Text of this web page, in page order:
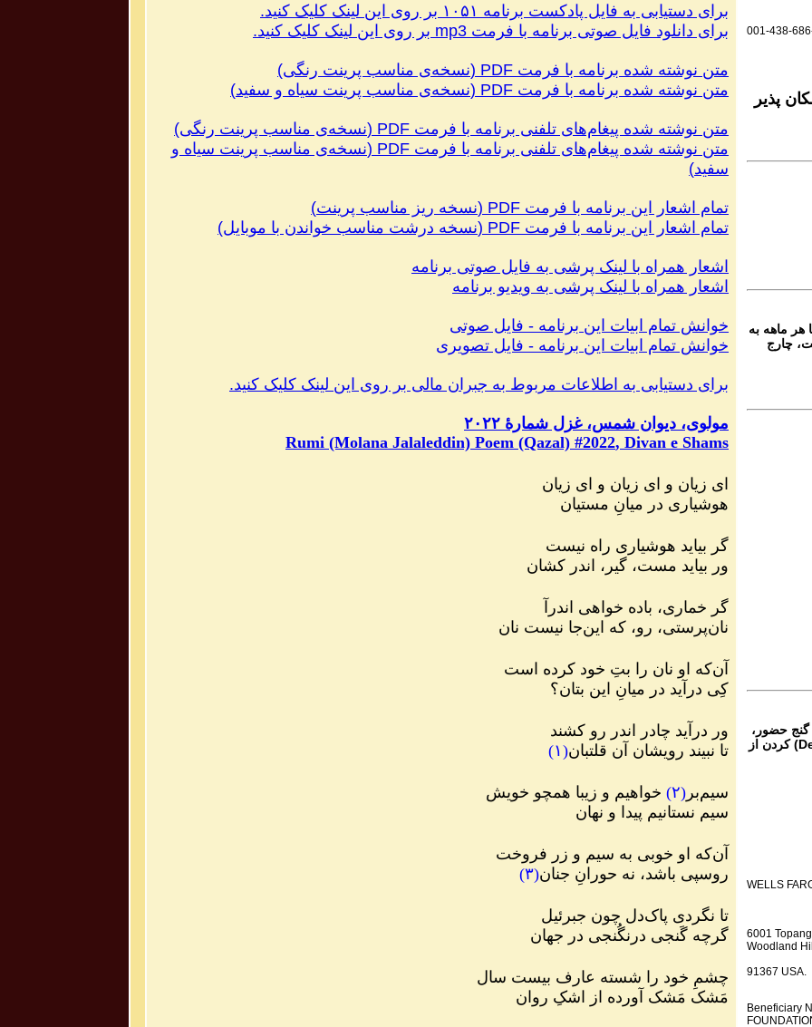
برای دستیابی به فایل پادکست برنامه ۱۰۵۱ بر روی این لینک کلیک کنید.
برای دانلود فایل صوتی برنامه با فرمت mp3 بر روی این لینک کلیک کنید.
متن نوشته شده برنامه با فرمت PDF
(نسخه‌ی مناسب پرینت رنگی)
متن نوشته شده برنامه با فرمت PDF
(نسخه‌ی مناسب پرینت سیاه و سفید)
متن نوشته شده پیغام‌های تلفنی برنامه با فرمت PDF
(نسخه‌ی مناسب پرینت رنگی)
متن نوشته شده پیغام‌های تلفنی برنامه با فرمت PDF
(نسخه‌ی مناسب پرینت سیاه و
سفید)
تمام اشعار این برنامه با فرمت PDF
(نسخه ریز مناسب پرینت)
تمام اشعار این برنامه با فرمت PDF
(نسخه درشت مناسب خواندن با موبایل)
اشعار همراه با لینک پرشی به فایل صوتی برنامه
اشعار همراه با لینک پرشی به ویدیو برنامه
خوانش تمام ابیات این برنامه - فایل صوتی
خوانش تمام ابیات این برنامه - فایل تصویری
برای دستیابی به اطلاعات مربوط به جبران مالی‌ بر روی این لینک کلیک کنید.
مولوی، دیوان شمس، غزل شمارهٔ ۲۰۲۲
Rumi (Molana Jalaleddin) Poem (Qazal) #2022, Divan e Shams
ای زیان و ای زیان و ای زیان
هوشیاری در میانِ مستیان
گر بیاید هوشیاری راه نیست
ور بیاید مست، گیر، اندر کشان
گر خماری، باده خواهی اندرآ
نان‌پرستی، رو، که این‌جا نیست نان
آن‌که او نان را بتِ خود کرده است
کِی درآید در میانِ این بتان؟
ور درآید چادر اندر رو کشند
تا نبیند رویشان آن قلتبان(۱)
سیم‌بر (۲) خواهیم و زیبا همچو خویش
سیم نستانیم پیدا و نهان
آن‌که او خوبی به سیم و زر فروخت
روسپی باشد، نه حورانِ جنان(۳)
تا نگردی پاک‌دل چون جبرئیل
گرچه گَنجی درنگُنجی در جهان
چشمِ خود را شسته عارف بیست سال
مَشک مَشک آورده از اشکِ روان
001-438-
پذیر
هر ماهه به
چارج
گنج حضور،
از تمام نقاط دنیا غیر از ایران، یا واریز (Deposit) کردن از
WELLS
6001
Woodland
91367 USA.
Beneficiary